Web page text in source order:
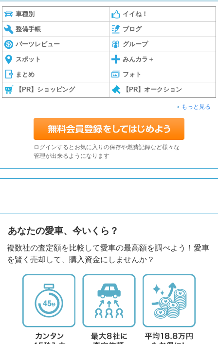
車種別 イイね！
整備手帳 ブログ
パーツレビュー グループ
スポット みんカラ＋
まとめ フォト
【PR】ショッピング 【PR】オークション
もっと見る
ログインするとお気に入りの保存や燃費記録など様々な
管理が出来るようになります
あなたの愛車、今いくら？
複数社の査定額を比較して愛車の最高額を調べよう！愛車
を賢く売却して、購入資金にしませんか？